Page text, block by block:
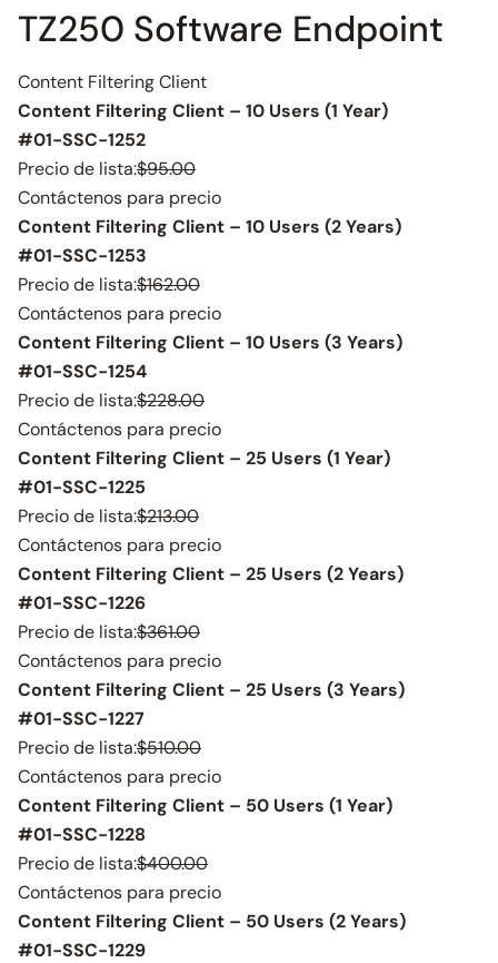
TZ250 Software Endpoint
Content Filtering Client
Content Filtering Client – 10 Users (1 Year)
#01-SSC-1252
Precio de lista:$95.00
Contáctenos para precio
Content Filtering Client – 10 Users (2 Years)
#01-SSC-1253
Precio de lista:$162.00
Contáctenos para precio
Content Filtering Client – 10 Users (3 Years)
#01-SSC-1254
Precio de lista:$228.00
Contáctenos para precio
Content Filtering Client – 25 Users (1 Year)
#01-SSC-1225
Precio de lista:$213.00
Contáctenos para precio
Content Filtering Client – 25 Users (2 Years)
#01-SSC-1226
Precio de lista:$361.00
Contáctenos para precio
Content Filtering Client – 25 Users (3 Years)
#01-SSC-1227
Precio de lista:$510.00
Contáctenos para precio
Content Filtering Client – 50 Users (1 Year)
#01-SSC-1228
Precio de lista:$400.00
Contáctenos para precio
Content Filtering Client – 50 Users (2 Years)
#01-SSC-1229